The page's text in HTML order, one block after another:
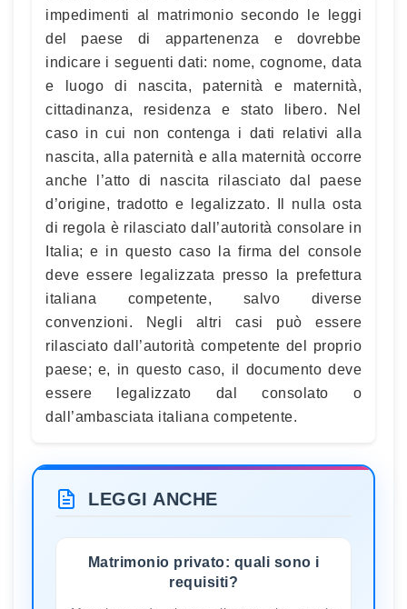
impedimenti al matrimonio secondo le leggi
del paese di appartenenza e dovrebbe
indicare i seguenti dati: nome, cognome, data
e luogo di nascita, paternità e maternità,
cittadinanza, residenza e stato libero. Nel
caso in cui non contenga i dati relativi alla
nascita, alla paternità e alla maternità occorre
anche l’atto di nascita rilasciato dal paese
d’origine, tradotto e legalizzato. Il nulla osta
di regola è rilasciato dall’autorità consolare in
Italia; e in questo caso la firma del console
deve essere legalizzata presso la prefettura
italiana competente, salvo diverse
convenzioni. Negli altri casi può essere
rilasciato dall’autorità competente del proprio
paese; e, in questo caso, il documento deve
essere legalizzato dal consolato o
dall’ambasciata italiana competente.
LEGGI ANCHE
Matrimonio privato: quali sono i
requisiti?